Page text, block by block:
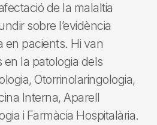
de la malaltia
sobre l’evidència
en pacients. Hi van
en la patologia dels
Otorrinolaringologia,
Interna, Aparell
i Farmàcia Hospitalària.